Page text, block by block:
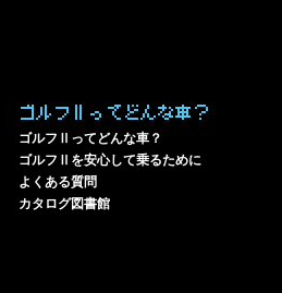
ゴルフⅡってどんな車？
ゴルフⅡってどんな車？
ゴルフⅡを安心して乗るために
よくある質問
カタログ図書館